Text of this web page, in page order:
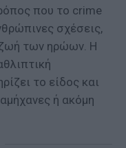
που το crime
σχέσεις,
ζωή των ηρώων. Η
το είδος και
ή ακόμη